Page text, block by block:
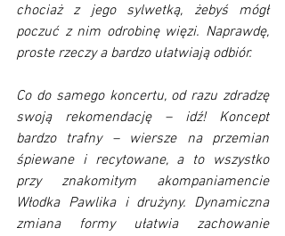
chociaż z jego sylwetką, żebyś mógł
poczuć z nim odrobinę więzi. Naprawdę,
proste rzeczy a bardzo ułatwiają odbiór.
Co do samego koncertu, od razu zdradzę
swoją rekomendację – idź! Koncept
bardzo trafny – wiersze na przemian
śpiewane i recytowane, a to wszystko
przy znakomitym akompaniamencie
Włodka Pawlika i drużyny. Dynamiczna
zmiana formy ułatwia zachowanie